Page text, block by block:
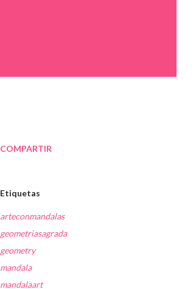
COMPARTIR
Etiquetas
arteconmandalas
geometriasagrada
geometry
mandala
mandalaart